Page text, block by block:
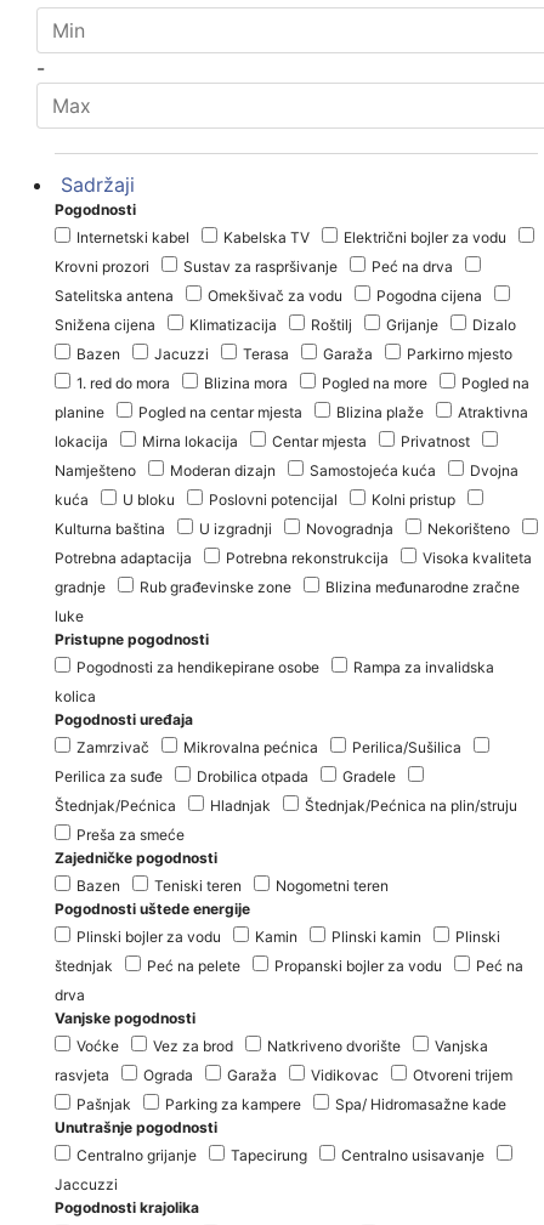
-
Sadržaji
Pogodnosti
Internetski kabel
Kabelska TV
Električni bojler za vodu
Krovni prozori
Sustav za raspršivanje
Peć na drva
Satelitska antena
Omekšivač za vodu
Pogodna cijena
Snižena cijena
Klimatizacija Roštilj Grijanje
Dizalo
Bazen
Jacuzzi Terasa Garaža
Parkirno mjesto
1. red do mora
Blizina mora Pogled na more
Pogled na
planine
Pogled na centar mjesta Blizina plaže
Atraktivna
lokacija
Mirna lokacija Centar mjesta
Privatnost
Namješteno
Moderan dizajn Samostojeća kuća
Dvojna
kuća
U bloku Poslovni potencijal
Kolni pristup
Kulturna baština
U izgradnji Novogradnja
Nekorišteno
Potrebna adaptacija
Potrebna rekonstrukcija
Visoka kvaliteta
gradnje
Rub građevinske zone
Blizina međunarodne zračne
luke
Pristupne pogodnosti
Pogodnosti za hendikepirane osobe
Rampa za invalidska
kolica
Pogodnosti uređaja
Zamrzivač
Mikrovalna pećnica
Perilica/Sušilica
Perilica za suđe
Drobilica otpada
Gradele
Štednjak/Pećnica
Hladnjak
Štednjak/Pećnica na plin/struju
Preša za smeće
Zajedničke pogodnosti
Bazen
Teniski teren
Nogometni teren
Pogodnosti uštede energije
Plinski bojler za vodu
Kamin Plinski kamin
Plinski
štednjak
Peć na pelete Propanski bojler za vodu
Peć na
drva
Vanjske pogodnosti
Voćke
Vez za brod Natkriveno dvorište
Vanjska
rasvjeta
Ograda Garaža Vidikovac
Otvoreni trijem
Pašnjak
Parking za kampere
Spa/ Hidromasažne kade
Unutrašnje pogodnosti
Centralno grijanje
Tapecirung
Centralno usisavanje
Jaccuzzi
Pogodnosti krajolika